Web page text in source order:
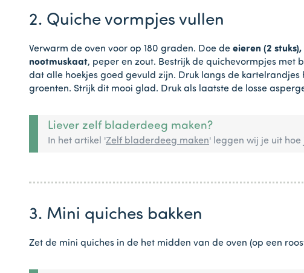
2. Quiche vormpjes vullen
Verwarm de oven voor op 180 graden. Doe de eieren (2 stuks),
nootmuskaat, peper en zout. Bestrijk de quichevormpjes met
dat alle hoekjes goed gevuld zijn. Druk langs de
groenten. Strijk dit mooi glad. Druk als laatste de losse
Liever zelf bladerdeeg maken?
In het artikel 'Zelf bladerdeeg maken' leggen wij je uit hoe
3. Mini quiches bakken
Zet de mini quiches in de het midden van de oven (op een